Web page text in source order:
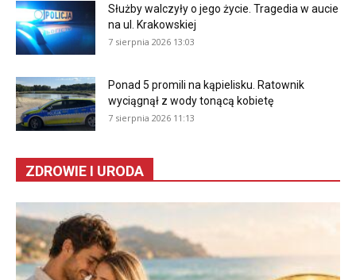
Służby walczyły o jego życie. Tragedia w aucie
na ul. Krakowskiej
7 sierpnia 2026 13:03
Ponad 5 promili na kąpielisku. Ratownik
wyciągnął z wody tonącą kobietę
7 sierpnia 2026 11:13
ZDROWIE I URODA